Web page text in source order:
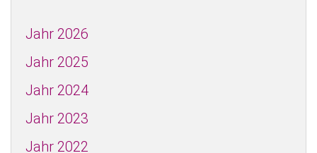
Jahr 2026
Jahr 2025
Jahr 2024
Jahr 2023
Jahr 2022